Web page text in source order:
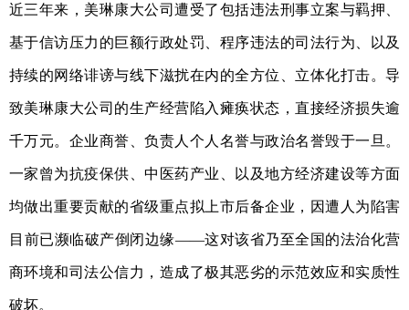
近三年来，美琳康大公司遭受了包括违法刑事立案与羁押、
基于信访压力的巨额行政处罚、程序违法的司法行为、以及
持续的网络诽谤与线下滋扰在内的全方位、立体化打击。导
致美琳康大公司的生产经营陷入瘫痪状态，直接经济损失逾
千万元。企业商誉、负责人个人名誉与政治名誉毁于一旦。
一家曾为抗疫保供、中医药产业、以及地方经济建设等方面
均做出重要贡献的省级重点拟上市后备企业，因遭人为陷害
目前已濒临破产倒闭边缘——这对该省乃至全国的法治化营
商环境和司法公信力，造成了极其恶劣的示范效应和实质性
破坏。